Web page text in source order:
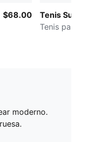
$68.00
Tenis
Tenis para
moderno.